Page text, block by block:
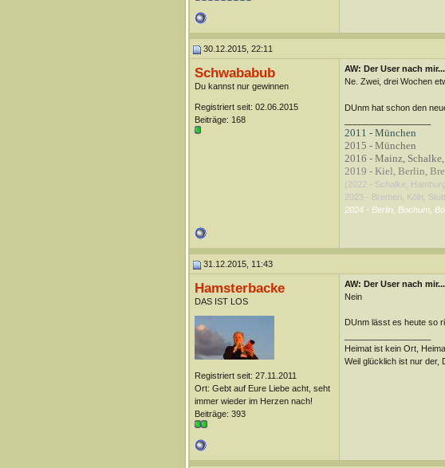
30.12.2015, 22:11
Schwababub
Du kannst nur gewinnen
Registriert seit: 02.06.2015
Beiträge: 168
AW: Der User nach mir...
Ne. Zwei, drei Wochen
DUnm hat schon den
2011 - München
2015 - München
2016 - Mainz,
2019 - Kiel, Berlin,
(2022 - Schalke,
2023 - Bremen, Köln,
2024 - Berlin, Bochum,
31.12.2015, 11:43
Hamsterbacke
DAS IST LOS
Registriert seit: 27.11.2011
Ort: Gebt auf Eure Liebe acht, seht
immer wieder im Herzen nach!
Beiträge: 393
AW: Der User nach mir...
Nein
DUnm lässt es heute so
Heimat ist kein Ort,
Weil glücklich ist nur der,